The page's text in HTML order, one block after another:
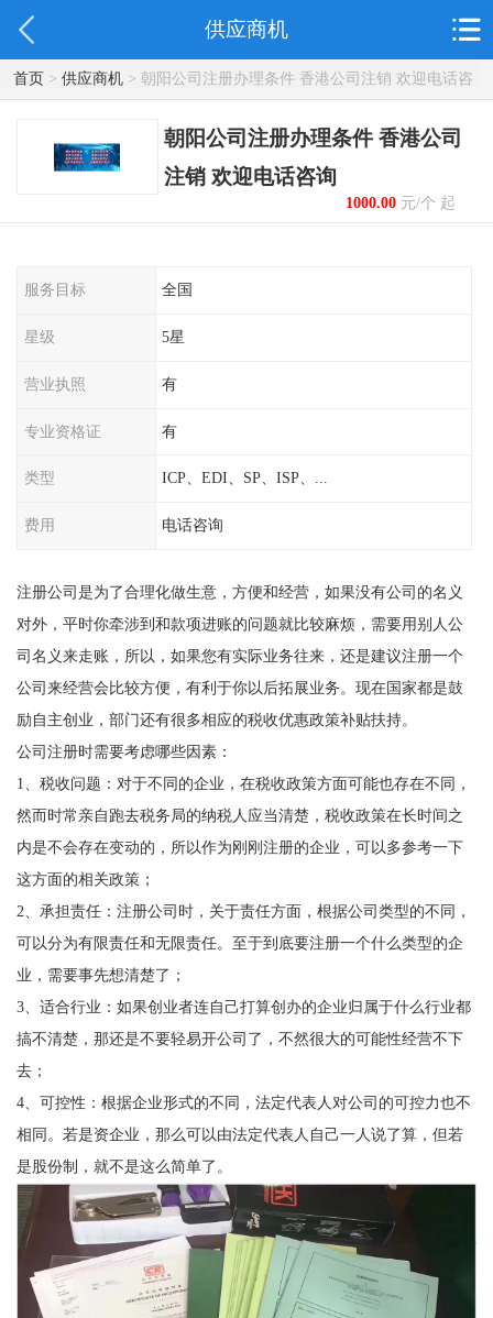
供应商机
首页> 供应商机> 朝阳公司注册办理条件 香港公司注销 欢迎电话咨
询
朝阳公司注册办理条件 香港公司
注销 欢迎电话咨询
1000.00元/个 起
服务目标 全国
星级 5星
营业执照 有
专业资格证 有
类型 ICP、EDI、SP、ISP、...
费用 电话咨询
注册公司是为了合理化做生意，方便和经营，如果没有公司的名义
对外，平时你牵涉到和款项进账的问题就比较麻烦，需要用别人公
司名义来走账，所以，如果您有实际业务往来，还是建议注册一个
公司来经营会比较方便，有利于你以后拓展业务。现在国家都是鼓
励自主创业，部门还有很多相应的税收优惠政策补贴扶持。
公司注册时需要考虑哪些因素：
1、税收问题：对于不同的企业，在税收政策方面可能也存在不同，
然而时常亲自跑去税务局的纳税人应当清楚，税收政策在长时间之
内是不会存在变动的，所以作为刚刚注册的企业，可以多参考一下
这方面的相关政策；
2、承担责任：注册公司时，关于责任方面，根据公司类型的不同，
可以分为有限责任和无限责任。至于到底要注册一个什么类型的企
业，需要事先想清楚了；
3、适合行业：如果创业者连自己打算创办的企业归属于什么行业都
搞不清楚，那还是不要轻易开公司了，不然很大的可能性经营不下
去；
4、可控性：根据企业形式的不同，法定代表人对公司的可控力也不
相同。若是资企业，那么可以由法定代表人自己一人说了算，但若
是股份制，就不是这么简单了。